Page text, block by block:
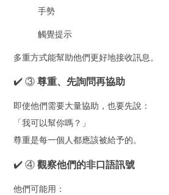
手勢
觸覺提示
多重方式能幫助他們更好地接收訊息。
✔️ ③ 尊重、先詢問再協助
即使他們需要大量協助，也要先說：
「我可以幫你嗎？」
尊重是每一個人都應該被給予的。
✔️ ④ 觀察他們的非口語訊號
他們可能用：